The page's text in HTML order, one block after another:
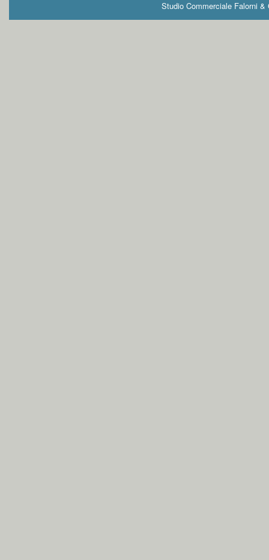
Studio Commerciale Falorni